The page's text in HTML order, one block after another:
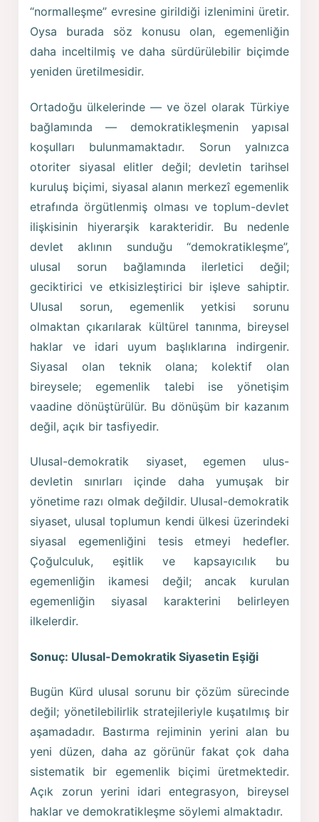
“normalleşme” evresine girildiği izlenimini üretir.
Oysa burada söz konusu olan, egemenliğin
daha inceltilmiş ve daha sürdürülebilir biçimde
yeniden üretilmesidir.
Ortadoğu ülkelerinde — ve özel olarak Türkiye
bağlamında — demokratikleşmenin yapısal
koşulları bulunmamaktadır. Sorun yalnızca
otoriter siyasal elitler değil; devletin tarihsel
kuruluş biçimi, siyasal alanın merkezî egemenlik
etrafında örgütlenmiş olması ve toplum-devlet
ilişkisinin hiyerarşik karakteridir. Bu nedenle
devlet aklının sunduğu “demokratikleşme”,
ulusal sorun bağlamında ilerletici değil;
geciktirici ve etkisizleştirici bir işleve sahiptir.
Ulusal sorun, egemenlik yetkisi sorunu
olmaktan çıkarılarak kültürel tanınma, bireysel
haklar ve idari uyum başlıklarına indirgenir.
Siyasal olan teknik olana; kolektif olan
bireysele; egemenlik talebi ise yönetişim
vaadine dönüştürülür. Bu dönüşüm bir kazanım
değil, açık bir tasfiyedir.
Ulusal-demokratik siyaset, egemen ulus-
devletin sınırları içinde daha yumuşak bir
yönetime razı olmak değildir. Ulusal-demokratik
siyaset, ulusal toplumun kendi ülkesi üzerindeki
siyasal egemenliğini tesis etmeyi hedefler.
Çoğulculuk, eşitlik ve kapsayıcılık bu
egemenliğin ikamesi değil; ancak kurulan
egemenliğin siyasal karakterini belirleyen
ilkelerdir.
Sonuç: Ulusal-Demokratik Siyasetin Eşiği
Bugün Kürd ulusal sorunu bir çözüm sürecinde
değil; yönetilebilirlik stratejileriyle kuşatılmış bir
aşamadadır. Bastırma rejiminin yerini alan bu
yeni düzen, daha az görünür fakat çok daha
sistematik bir egemenlik biçimi üretmektedir.
Açık zorun yerini idari entegrasyon, bireysel
haklar ve demokratikleşme söylemi almaktadır.